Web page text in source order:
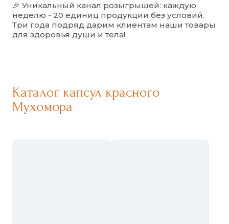
🎉 Уникальный канал розыгрышей: каждую
неделю - 20 единиц продукции без условий.
Три года подряд дарим клиентам наши товары
для здоровья души и тела!
Каталог капсул красного
Мухомора